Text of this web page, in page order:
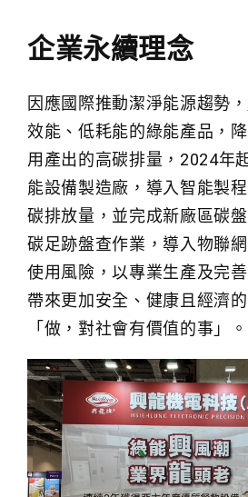
企業永續理念
因應國際推動潔淨能源趨勢，
效能、低耗能的綠能產品，
用產出的高碳排量，2024年
能設備製造廠，導入智能製
碳排放量，並完成新廠區碳
碳足跡盤查作業，導入物聯
使用風險，以專業生產及完
帶來更加安全、健康且經濟
「做，對社會有價值的事」。